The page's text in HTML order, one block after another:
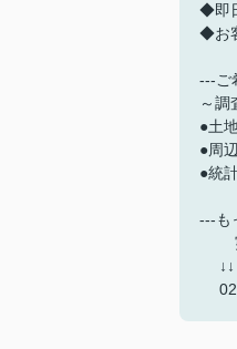
◆即
◆お
---ご
～調
●土
●周
●統
---も
実